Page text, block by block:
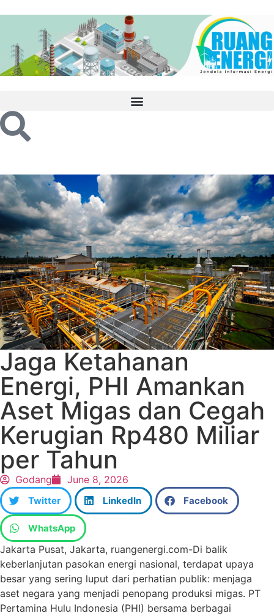
Jaga Ketahanan
Energi, PHI Amankan
Aset Migas dan Cegah
Kerugian Rp480 Miliar
per Tahun
Godang June 8, 2026
Twitter LinkedIn Facebook
WhatsApp
Jakarta Pusat, Jakarta, ruangenergi.com-Di balik
keberlanjutan pasokan energi nasional, terdapat upaya
besar yang sering luput dari perhatian publik: menjaga
aset negara yang menjadi penopang produksi migas. PT
Pertamina Hulu Indonesia (PHI) bersama berbagai